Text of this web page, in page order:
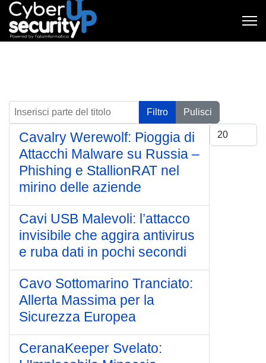
Inserisci parte del titolo Filtro
Pulisci
Visualizza #
Cavalry Werewolf: Pioggia di
Attacchi Malware su Russia –
Phishing e StallionRAT nel
mirino delle aziende
Cavi USB Malevoli: l’attacco
invisibile che aggira antivirus
e ruba dati in pochi secondi
Cavo Sottomarino Tranciato:
Allerta Massima per la
Sicurezza Europea
CeranaKeeper Svelato: